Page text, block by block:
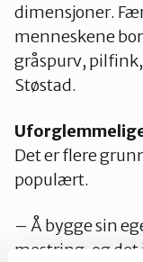
dimensjoner.
menneskene
gråspurv,
Støstad.
Det er flere
populært.
– Å bygge sin
mestring, og det